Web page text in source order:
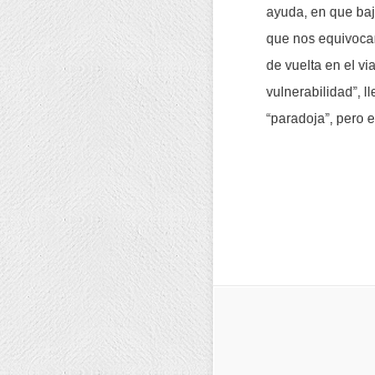
ayuda, en que
que nos
de vuelta en el
vulnerabilidad”,
“paradoja”, pero